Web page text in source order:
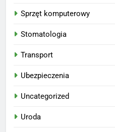
Sprzęt komputerowy
Stomatologia
Transport
Ubezpieczenia
Uncategorized
Uroda